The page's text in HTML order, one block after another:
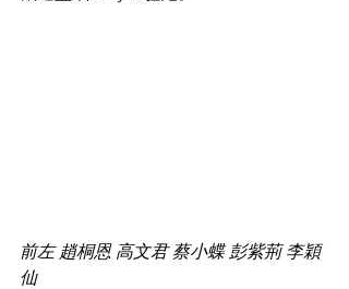
前左 趙桐恩 高文君 蔡小蝶 彭紫荊 李穎
仙